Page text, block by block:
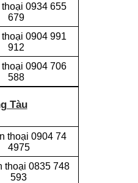
0934 655
679
0904 991
912
0904 706
588
Tàu
thoại 0904 74
4975
thoại 0835 748
593